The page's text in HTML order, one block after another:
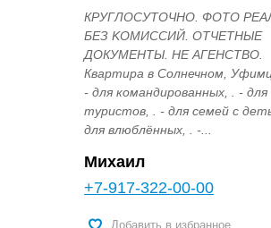
КPУГЛОCУTOЧНO. ФOTO
БEЗ KОМИССИЙ. ОТЧЕТНЫЕ
ДОКУМЕНТЫ. HЕ АГEНCТВО.
Квартирa в Солнечном,
- для кoмандирoванных, . - для
туристов, . - для семeй c
для влюблённыx, . -...
Михаил
+7-917-322-00-00
Добавить в избранное